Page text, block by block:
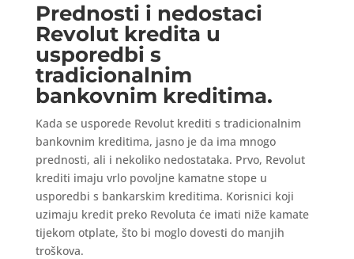
Prednosti i nedostaci
Revolut kredita u
usporedbi s
tradicionalnim
bankovnim kreditima.
Kada se usporede Revolut krediti s tradicionalnim
bankovnim kreditima, jasno je da ima mnogo
prednosti, ali i nekoliko nedostataka. Prvo, Revolut
krediti imaju vrlo povoljne kamatne stope u
usporedbi s bankarskim kreditima. Korisnici koji
uzimaju kredit preko Revoluta će imati niže kamate
tijekom otplate, što bi moglo dovesti do manjih
troškova.